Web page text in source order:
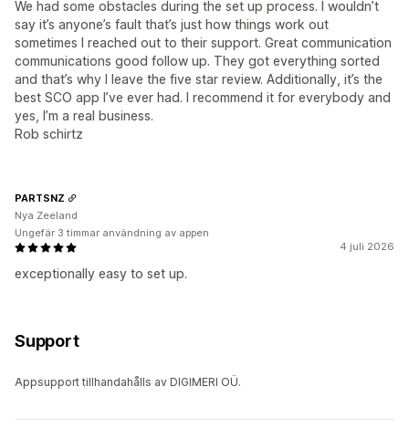
We had some obstacles during the set up process. I wouldn’t
say it’s anyone’s fault that’s just how things work out
sometimes I reached out to their support. Great communication
communications good follow up. They got everything sorted
and that’s why I leave the five star review. Additionally, it’s the
best SCO app I’ve ever had. I recommend it for everybody and
yes, I’m a real business.
Rob schirtz
4 juli 2026
exceptionally easy to set up.
PARTSNZ
Nya Zeeland
Ungefär 3 timmar användning av appen
Support
Appsupport tillhandahålls av DIGIMERI OÜ.